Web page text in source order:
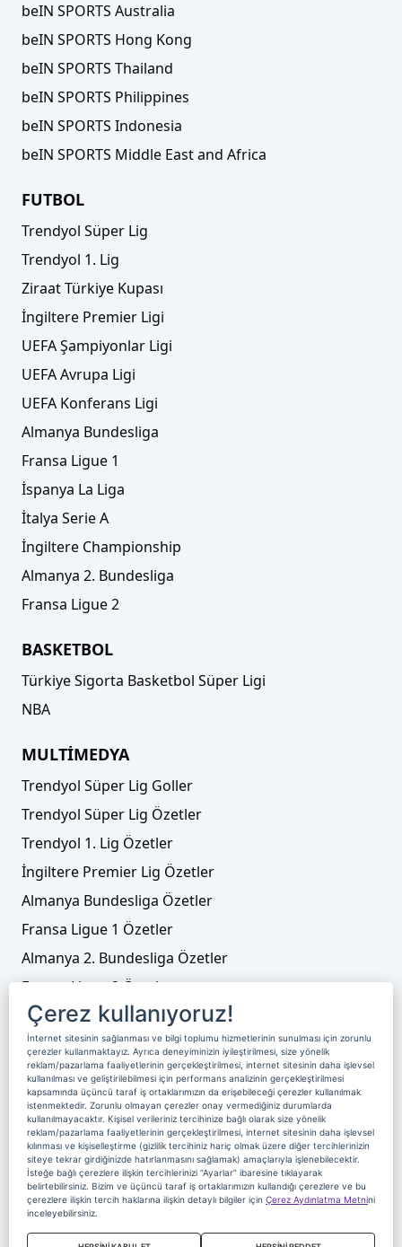
beIN SPORTS Australia
beIN SPORTS Hong Kong
beIN SPORTS Thailand
beIN SPORTS Philippines
beIN SPORTS Indonesia
beIN SPORTS Middle East and Africa
FUTBOL
Trendyol Süper Lig
Trendyol 1. Lig
Ziraat Türkiye Kupası
İngiltere Premier Ligi
UEFA Şampiyonlar Ligi
UEFA Avrupa Ligi
UEFA Konferans Ligi
Almanya Bundesliga
Fransa Ligue 1
İspanya La Liga
İtalya Serie A
İngiltere Championship
Almanya 2. Bundesliga
Fransa Ligue 2
BASKETBOL
Türkiye Sigorta Basketbol Süper Ligi
NBA
MULTİMEDYA
Trendyol Süper Lig Goller
Trendyol Süper Lig Özetler
Trendyol 1. Lig Özetler
İngiltere Premier Lig Özetler
Almanya Bundesliga Özetler
Fransa Ligue 1 Özetler
Almanya 2. Bundesliga Özetler
Fransa Ligue 2 Özetler
Tenis
Video Liste
Foto Galeriler
Üyelik Yayın Akışı Reklam
Site Sözleşmesi
Künye ve İletişim
Çerez Politikası
Çerez Yönetimi
Veri Sahibi Başvuru Formu
Nereden İzlerim
Copyright 2020 Digiturk Bu siteyi kullanarak sözleşmeyi kabul etmiş
Çerez kullanıyoruz!
İnternet sitesinin sağlanması ve bilgi toplumu hizmetlerinin sunulması için zorunlu
çerezler kullanmaktayız. Ayrıca deneyiminizin iyileştirilmesi, size yönelik
reklam/pazarlama faaliyetlerinin gerçekleştirilmesi, internet sitesinin daha işlevsel
kullanılması ve geliştirilebilmesi için performans analizinin gerçekleştirilmesi
kapsamında üçüncü taraf iş ortaklarımızın da erişebileceği çerezler kullanılmak
istenmektedir. Zorunlu olmayan çerezler onay vermediğiniz durumlarda
kullanılmayacaktır. Kişisel verileriniz tercihinize bağlı olarak size yönelik
reklam/pazarlama faaliyetlerinin gerçekleştirilmesi, internet sitesinin daha işlevsel
kılınması ve kişiselleştirme (gizlilik tercihiniz hariç olmak üzere diğer tercihlerinizin
siteye tekrar girdiğinizde hatırlanmasını sağlamak) amaçlarıyla işlenebilecektir.
İsteğe bağlı çerezlere ilişkin tercihlerinizi “Ayarlar” ibaresine tıklayarak
belirtebilirsiniz. Bizim ve üçüncü taraf iş ortaklarımızın kullandığı çerezlere ve bu
çerezlere ilişkin tercih haklarına ilişkin detaylı bilgiler için Çerez Aydınlatma Metnini
inceleyebilirsiniz.